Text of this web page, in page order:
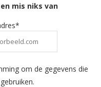
mis niks van
om de gegevens die